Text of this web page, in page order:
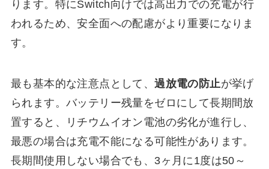
ります。特にSwitch向けでは高出力での充電が行
われるため、安全面への配慮がより重要になりま
す。
最も基本的な注意点として、過放電の防止が挙げ
られます。バッテリー残量をゼロにして長期間放
置すると、リチウムイオン電池の劣化が進行し、
最悪の場合は充電不能になる可能性があります。
長期間使用しない場合でも、3ヶ月に1度は50～